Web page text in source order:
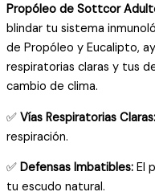
Propóleo de Sottcor
blindar tu sistema
de Propóleo y Eucalipto,
respiratorias claras y tus
cambio de clima.
✅ Vías Respiratorias Claras:
respiración.
✅ Defensas Imbatibles: El
tu escudo natural.